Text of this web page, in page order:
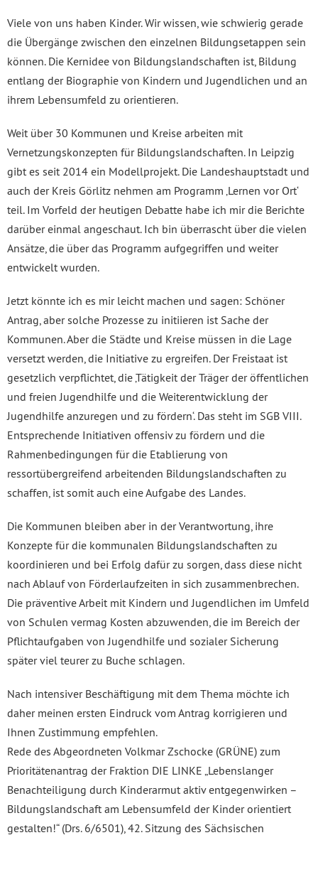
Viele von uns haben Kinder. Wir wissen, wie schwierig gerade
die Übergänge zwischen den einzelnen Bildungsetappen sein
können. Die Kernidee von Bildungslandschaften ist, Bildung
entlang der Biographie von Kindern und Jugendlichen und an
ihrem Lebensumfeld zu orientieren.
Weit über 30 Kommunen und Kreise arbeiten mit
Vernetzungskonzepten für Bildungslandschaften. In Leipzig
gibt es seit 2014 ein Modellprojekt. Die Landeshauptstadt und
auch der Kreis Görlitz nehmen am Programm ‚Lernen vor Ort‘
teil. Im Vorfeld der heutigen Debatte habe ich mir die Berichte
darüber einmal angeschaut. Ich bin überrascht über die vielen
Ansätze, die über das Programm aufgegriffen und weiter
entwickelt wurden.
Jetzt könnte ich es mir leicht machen und sagen: Schöner
Antrag, aber solche Prozesse zu initiieren ist Sache der
Kommunen. Aber die Städte und Kreise müssen in die Lage
versetzt werden, die Initiative zu ergreifen. Der Freistaat ist
gesetzlich verpflichtet, die ‚Tätigkeit der Träger der öffentlichen
und freien Jugendhilfe und die Weiterentwicklung der
Jugendhilfe anzuregen und zu fördern‘. Das steht im SGB VIII.
Entsprechende Initiativen offensiv zu fördern und die
Rahmenbedingungen für die Etablierung von
ressortübergreifend arbeitenden Bildungslandschaften zu
schaffen, ist somit auch eine Aufgabe des Landes.
Die Kommunen bleiben aber in der Verantwortung, ihre
Konzepte für die kommunalen Bildungslandschaften zu
koordinieren und bei Erfolg dafür zu sorgen, dass diese nicht
nach Ablauf von Förderlaufzeiten in sich zusammenbrechen.
Die präventive Arbeit mit Kindern und Jugendlichen im Umfeld
von Schulen vermag Kosten abzuwenden, die im Bereich der
Pflichtaufgaben von Jugendhilfe und sozialer Sicherung
später viel teurer zu Buche schlagen.
Nach intensiver Beschäftigung mit dem Thema möchte ich
daher meinen ersten Eindruck vom Antrag korrigieren und
Ihnen Zustimmung empfehlen.
Rede des Abgeordneten Volkmar Zschocke (GRÜNE) zum
Prioritätenantrag der Fraktion DIE LINKE „Lebenslanger
Benachteiligung durch Kinderarmut aktiv entgegenwirken –
Bildungslandschaft am Lebensumfeld der Kinder orientiert
gestalten!“ (Drs. 6/6501), 42. Sitzung des Sächsischen